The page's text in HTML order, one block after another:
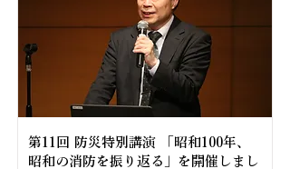
第11回 防災特別講演 「昭和100年、
昭和の消防を振り返る」を開催しまし